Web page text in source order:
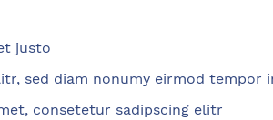
justo
sed diam nonumy eirmod tempor
consetetur sadipscing elitr